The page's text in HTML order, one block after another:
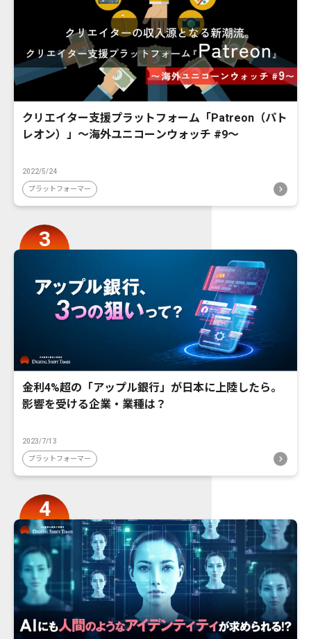
クリエイター支援プラットフォーム「Patreon（パト
レオン）」〜海外ユニコーンウォッチ #9〜
2022/5/24
プラットフォーマー
金利4%超の「アップル銀行」が日本に上陸したら。
影響を受ける企業・業種は？
2023/7/13
プラットフォーマー